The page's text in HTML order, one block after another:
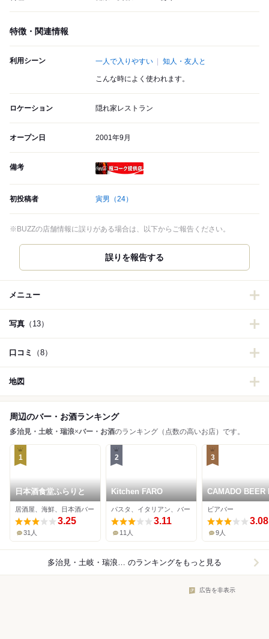
特徴・関連情報
利用シーン 一人で入りやすい 知人・友人と
こんな時によく使われます。
ロケーション 隠れ家レストラン
オープン日 2001年9月
備考
初投稿者 寅男 （24）
※BUZZの店舗情報に誤りがある場合は、以下からご報告ください。
誤りを報告する
メニュー
写真 （13）
口コミ （8）
地図
周辺のバー・お酒ランキング
多治見・土岐・瑞浪×バー・お酒のランキング（点数の高いお店）です。
1
日本酒食堂ふらりと
居酒屋、海鮮、日本酒バー
3.25
31人
2
Kitchen FARO
パスタ、イタリアン、バー
3.11
11人
3
CAMADO BEER
HAKOFUNE
ビアバー
3.08
9人
多治見・土岐・瑞浪×バー・お酒 のランキングをもっと見る
広告を非表示